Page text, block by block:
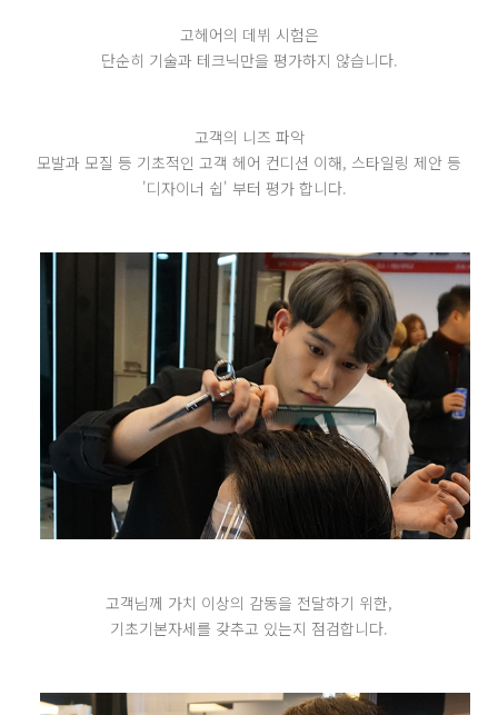
고헤어의 데뷔 시험은
단순히 기술과 테크닉만을 평가하지 않습니다.
고객의 니즈 파악
모발과 모질 등 기초적인 고객 헤어 컨디션 이해, 스타일링 제안 등
'디자이너 쉽' 부터 평가 합니다.
고객님께 가치 이상의 감동을 전달하기 위한,
기초기본자세를 갖추고 있는지 점검합니다.